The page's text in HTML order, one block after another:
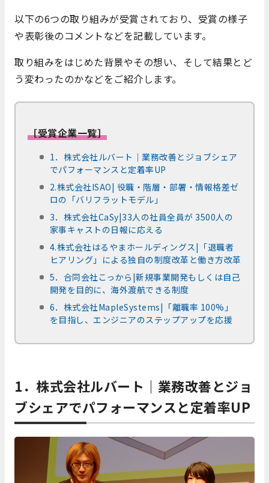
以下の6つの取り組みが受賞されており、受賞の様子
や表彰後のコメントなどを記載しています。
取り組みをはじめた背景やその想い、そして結果とど
う変わったのかなどをご紹介します。
［受賞企業一覧］
1．株式会社ルバート｜業務改善とジョブシェア
でパフォーマンスと定着率UP
2.株式会社ISAO| 役職・階層・部署・情報格差ゼ
ロの「バリフラットモデル」
3．株式会社CaSy|33人の社員全員が 3500人の
家事キャストの日報に応える
4.株式会社はるやまホールディングス|「退職者
ヒアリング」による独自の制度改革と働き方改革
5．合同会社こっから|新規事業開発もしくは自己
開発を目的に、海外渡航できる制度
6．株式会社MapleSystems|「離職率 100%」
を目指し、エンジニアのステップアップを応援
1．株式会社ルバート｜業務改善とジョ
ブシェアでパフォーマンスと定着率UP